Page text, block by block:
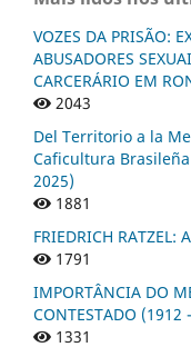
VOZES DA PRISÃO:
ABUSADORES
CARCERÁRIO EM
2043
Del Territorio a la
Caficultura
2025)
1881
FRIEDRICH RATZEL:
1791
IMPORTÂNCIA DO
CONTESTADO (1912
1331